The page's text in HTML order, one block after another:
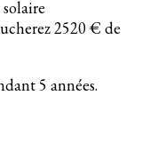
2520 € de
5 années.